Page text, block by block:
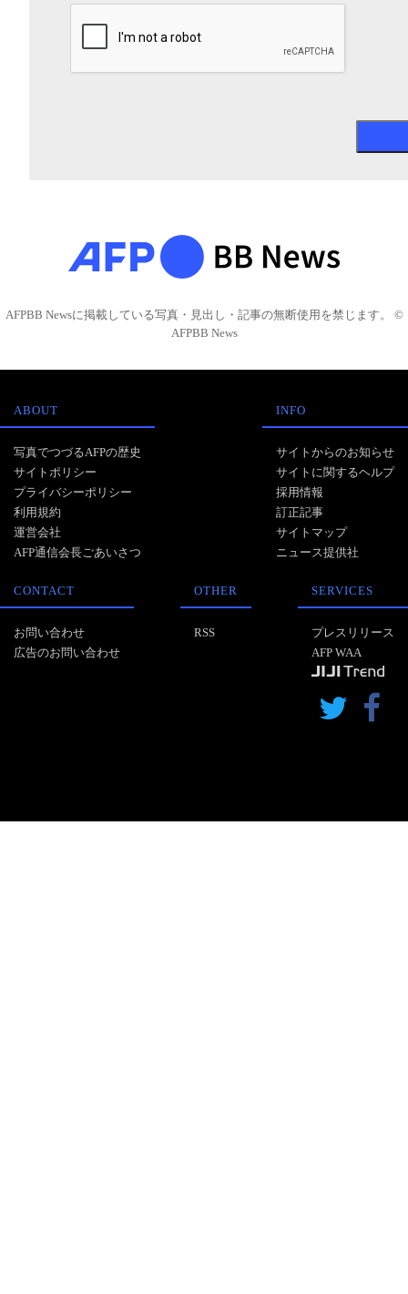
AFPBB Newsに掲載している写真・見出し・記事の無断使用を禁じます。 ©
AFPBB News
ABOUT
写真でつづるAFPの歴史
サイトポリシー
プライバシーポリシー
利用規約
運営会社
AFP通信会長ごあいさつ
INFO
サイトからのお知らせ
サイトに関するヘルプ
採用情報
訂正記事
サイトマップ
ニュース提供社
CONTACT
お問い合わせ
広告のお問い合わせ
OTHER
RSS
SERVICES
プレスリリース
AFP WAA